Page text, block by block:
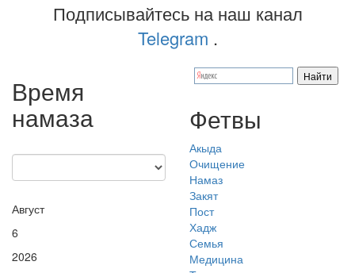
Подписывайтесь на наш канал
Telegram .
Время
намаза
Август
6
2026
Фетвы
Акыда
Очищение
Намаз
Закят
Пост
Хадж
Семья
Медицина